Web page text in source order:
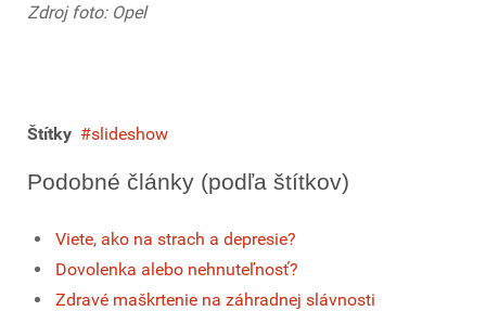
Zdroj foto: Opel
Štítky slideshow
Podobné články (podľa štítkov)
Viete, ako na strach a depresie?
Dovolenka alebo nehnuteľnosť?
Zdravé maškrtenie na záhradnej slávnosti